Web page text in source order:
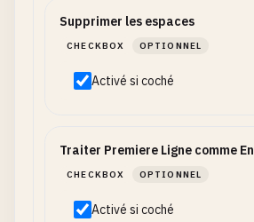
Supprimer les espaces
CHECKBOX OPTIONNEL
Activé si coché
Traiter Premiere Ligne comme
CHECKBOX OPTIONNEL
Activé si coché